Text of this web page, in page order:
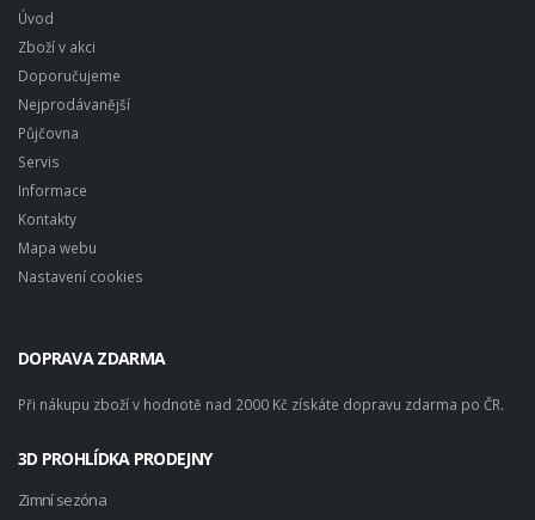
Úvod
Zboží v akci
Doporučujeme
Nejprodávanější
Půjčovna
Servis
Informace
Kontakty
Mapa webu
Nastavení cookies
DOPRAVA ZDARMA
Při nákupu zboží v hodnotě nad 2000 Kč získáte dopravu zdarma po ČR.
3D PROHLÍDKA PRODEJNY
Zimní sezóna